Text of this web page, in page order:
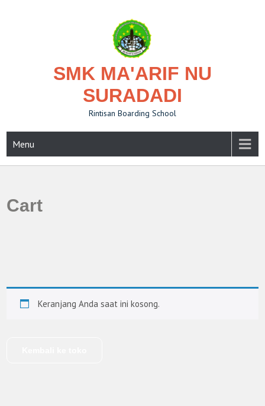
SMK MA'ARIF NU
SURADADI
Rintisan Boarding School
Menu
Cart
Keranjang Anda saat ini kosong.